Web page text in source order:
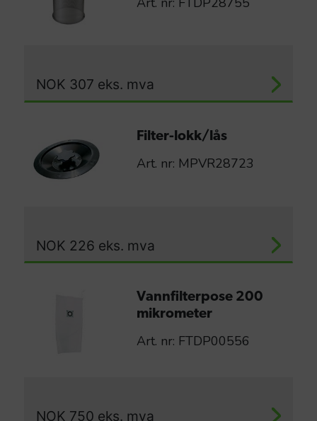
NOK 307 eks. mva
Filter-lokk/lås
Art. nr: MPVR28723
NOK 226 eks. mva
Vannfilterpose 200
mikrometer
Art. nr: FTDP00556
NOK 750 eks. mva